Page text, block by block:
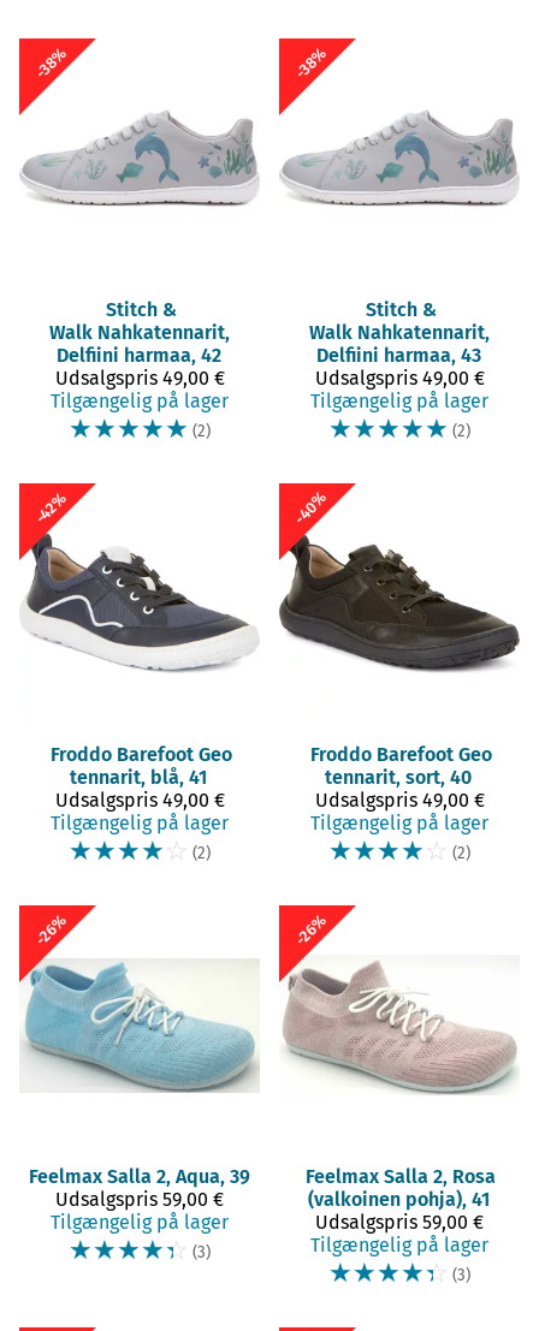
-38%
Stitch &
Walk Nahkatennarit,
Delfiini harmaa, 42
Udsalgspris49,00 €
Tilgængelig på lager
☆☆☆☆☆ (2)
-38%
Stitch &
Walk Nahkatennarit,
Delfiini harmaa, 43
Udsalgspris49,00 €
Tilgængelig på lager
☆☆☆☆☆ (2)
-42%
Froddo Barefoot Geo
tennarit, blå, 41
Udsalgspris49,00 €
Tilgængelig på lager
☆☆☆☆☆ (2)
-40%
Froddo Barefoot Geo
tennarit, sort, 40
Udsalgspris49,00 €
Tilgængelig på lager
☆☆☆☆☆ (2)
-26%
Feelmax Salla 2, Aqua, 39
Udsalgspris 59,00 €
Tilgængelig på lager
☆☆☆☆☆ (3)
-26%
Feelmax Salla 2, Rosa
(valkoinen pohja), 41
Udsalgspris 59,00 €
Tilgængelig på lager
☆☆☆☆☆ (3)